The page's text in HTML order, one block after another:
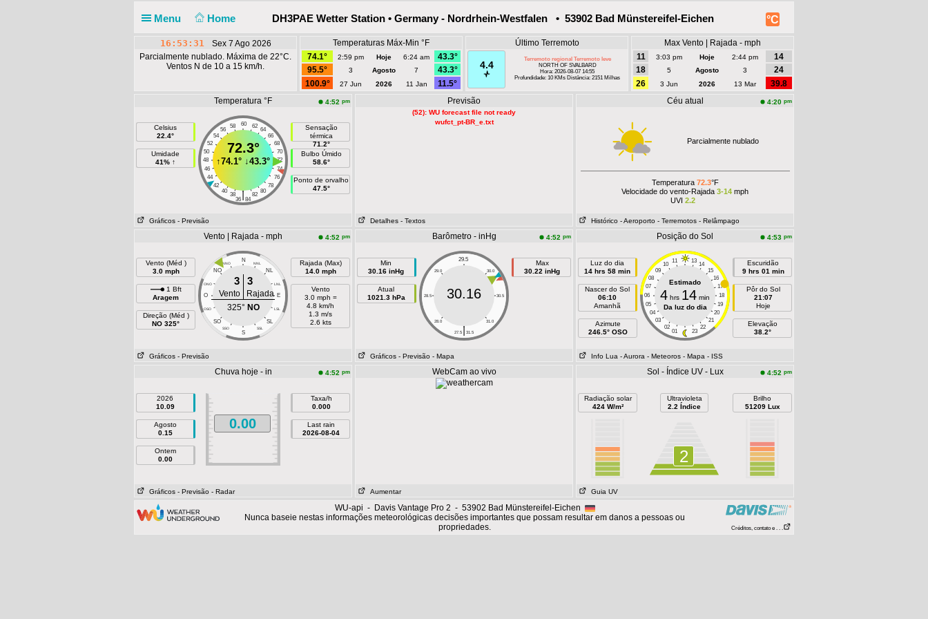
Menu Home °C
DH3PAE Wetter Station • Germany - Nordrhein-Westfalen • 53902 Bad Münstereifel-Eichen
16:53:32
Sex 7 Ago 2026
Parcialmente nublado. Máxima de 22°C.
Ventos N de 10 a 15 km/h.
Temperaturas Máx-Min °F
74.1°
2:59 pm Hoje 6:24 am
43.3°
95.5°
3 Agosto 7
43.3°
100.9°
27 Jun 2026 11 Jan 11.5°
Último Terremoto
4.4
Terremoto regional Terremoto leve
NORTH OF SVALBARD
Hora: 2026-08-07 14:55
Profundidade: 10 KMs Distância: 2151 Milhas
Max Vento | Rajada - mph
11
3:03 pm Hoje 2:44 pm
14
18
5 Agosto 3
24
26
3 Jun 2026 13 Mar
39.8
Temperatura °F
4:52 pm
Celsius
22.4°
Umidade
41% ↑
60
58 62
56
64
54
66
52
68
50
70
48
72
46
74
44
76
42
78
40
80
38 82
|
36 84
72.3°
↑74.1° ↓43.3°
Sensação
térmica
71.2°
Bulbo Úmido
58.6°
Ponto de orvalho
47.5°
Gráficos - Previsão
Previsão
(52): WU forecast file not ready
wufct_pt-BR_e.txt
Detalhes - Textos
Céu atual 4:20 pm
Parcialmente nublado
Temperatura 72.3°F
Velocidade do vento-Rajada 3-14 mph
UVI 2.2
Histórico - Aeroporto - Terremotos - Relâmpago
Vento | Rajada - mph 4:52 pm
Vento (Méd )
3.0 mph
1 Bft
Aragem
Direção (Méd )
NO 325°
N
NNO NNL
NO NL
ONO LNL
O E
OSO LSL
SO SL
SSO SSL
S
3 3
Vento
Rajada
325° NO
Rajada (Max)
14.0 mph
Vento
3.0 mph =
4.8 km/h
1.3 m/s
2.6 kts
Gráficos - Previsão
Barômetro - inHg 4:52 pm
Min
30.16 inHg
Atual
1021.3 hPa
29.5
29.0 30.0
28.5 30.5
28.0 31.0
|
27.5 31.5
30.16
Max
30.22 inHg
Gráficos - Previsão - Mapa
Posição do Sol 4:53 pm
Luz do dia
14 hrs 58 min
Nascer do Sol
06:10
Amanhã
Azimute
246.5° OSO
11 13
10
14
09
15
08
16
07
17
06
18
05
19
04
20
03
21
02
22
01 23
Estimado
4 hrs 14 min
Da luz do dia
Escuridão
9 hrs 01 min
Pôr do Sol
21:07
Hoje
Elevação
38.2°
Info Lua - Aurora - Meteoros - Mapa - ISS
Chuva hoje - in 4:52 pm
2026
10.09
Agosto
0.15
Ontem
0.00
0.00
Taxa/h
0.000
Last rain
2026-08-04
Gráficos - Previsão - Radar
WebCam ao vivo
Aumentar
Sol - Índice UV - Lux 4:52 pm
Radiação solar
424 W/m²
Ultravioleta
2.2 Índice
2
Brilho
51209 Lux
Guia UV
WU-api - Davis Vantage Pro 2 - 53902 Bad Münstereifel-Eichen
Nunca baseie nestas informações meteorológicas decisões importantes que possam resultar em danos a pessoas ou
propriedades.
Créditos, contato e . . .